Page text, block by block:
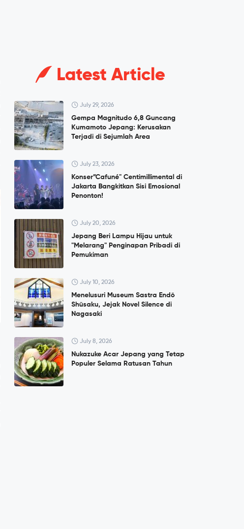
Latest Article
July 29, 2026
Gempa Magnitudo 6,8 Guncang
Kumamoto Jepang: Kerusakan
Terjadi di Sejumlah Area
July 23, 2026
Konser”Cafuné" Centimillimental di
Jakarta Bangkitkan Sisi Emosional
Penonton!
July 20, 2026
Jepang Beri Lampu Hijau untuk
"Melarang" Penginapan Pribadi di
Pemukiman
July 10, 2026
Menelusuri Museum Sastra Endō
Shūsaku, Jejak Novel Silence di
Nagasaki
July 8, 2026
Nukazuke Acar Jepang yang Tetap
Populer Selama Ratusan Tahun